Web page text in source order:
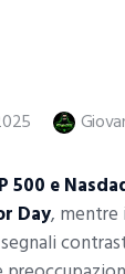
500 e
Day, mentre